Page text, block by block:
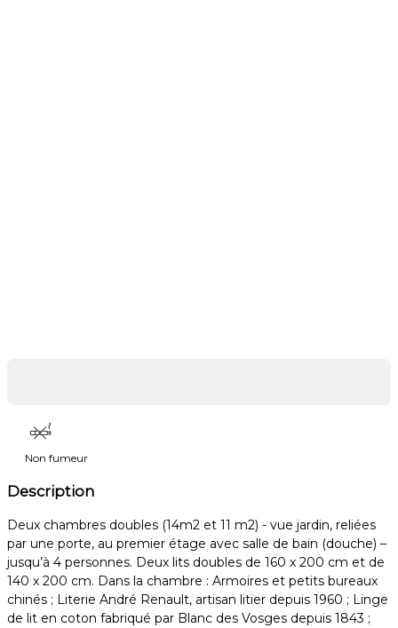
Non fumeur
Description
Deux chambres doubles (14m2 et 11 m2) - vue jardin, reliées
par une porte, au premier étage avec salle de bain (douche) –
jusqu’à 4 personnes. Deux lits doubles de 160 x 200 cm et de
140 x 200 cm. Dans la chambre : Armoires et petits bureaux
chinés ; Literie André Renault, artisan litier depuis 1960 ; Linge
de lit en coton fabriqué par Blanc des Vosges depuis 1843 ;